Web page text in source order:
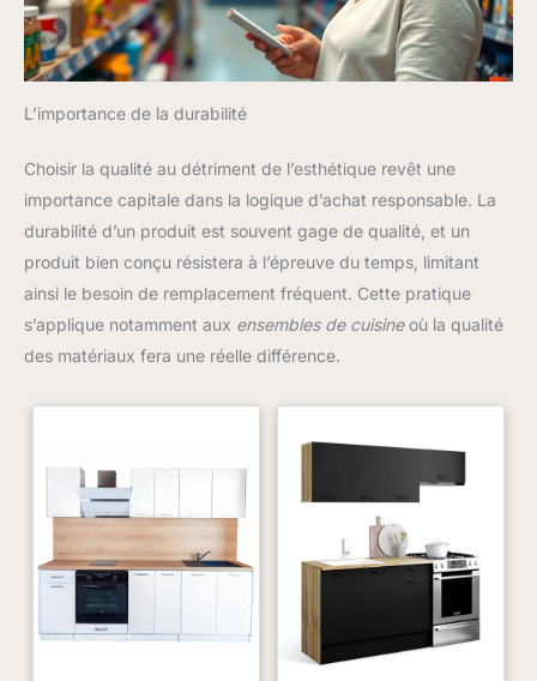
L’importance de la durabilité
Choisir la qualité au détriment de l’esthétique revêt une
importance capitale dans la logique d’achat responsable. La
durabilité d’un produit est souvent gage de qualité, et un
produit bien conçu résistera à l’épreuve du temps, limitant
ainsi le besoin de remplacement fréquent. Cette pratique
s’applique notamment aux ensembles de cuisineoù la qualité
des matériaux fera une réelle différence.